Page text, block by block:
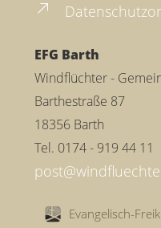
EFG Barth
Windflüchter -
Barthestraße 87
18356 Barth
Tel. 0174 - 919 44 11
Evangelisch-